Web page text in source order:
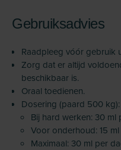
Gebruiksadvies
Raadpleeg vóór gebruik
Zorg dat er altijd
beschikbaar is.
Oraal toedienen.
Dosering (paard 500 kg):
Bij hard werken: 30 ml
Voor onderhoud: 15
Maximaal: 30 ml per